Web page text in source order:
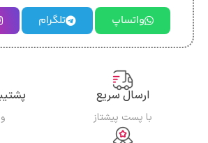
واتساپ تلگرام
ارسال سریع
با پست پیشتاز
پشتیبانی
و ۷ روز هفته